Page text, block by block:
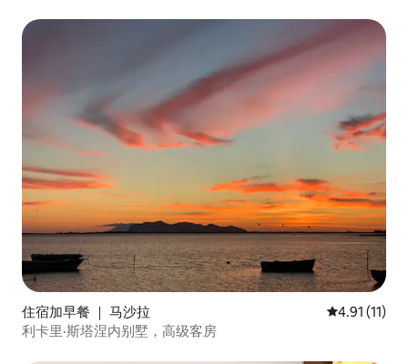
住宿加早餐 ｜ 马沙拉 平均评分
4.91 (11)
利卡里·斯塔涅内别墅，高级客房